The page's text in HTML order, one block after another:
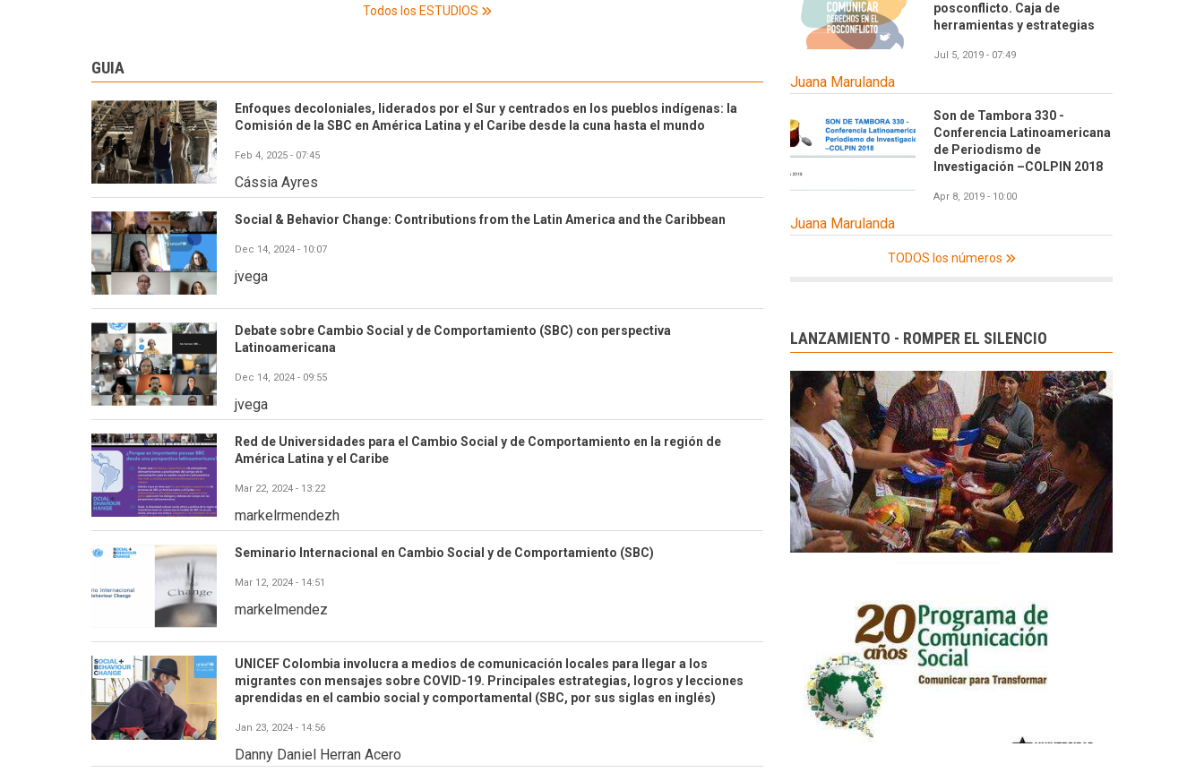
Todos los ESTUDIOS
GUIA
Enfoques decoloniales, liderados por el Sur y centrados en los pueblos indígenas: la
Comisión de la SBC en América Latina y el Caribe desde la cuna hasta el mundo
Feb 4, 2025 - 07:45
Cássia Ayres
Social & Behavior Change: Contributions from the Latin America and the Caribbean
Dec 14, 2024 - 10:07
jvega
Debate sobre Cambio Social y de Comportamiento (SBC) con perspectiva
Latinoamericana
Dec 14, 2024 - 09:55
jvega
Red de Universidades para el Cambio Social y de Comportamiento en la región de
América Latina y el Caribe
Mar 22, 2024 - 13:22
markelrmendezh
Seminario Internacional en Cambio Social y de Comportamiento (SBC)
Mar 12, 2024 - 14:51
markelmendez
UNICEF Colombia involucra a medios de comunicación locales para llegar a los
migrantes con mensajes sobre COVID-19. Principales estrategias, logros y lecciones
aprendidas en el cambio social y comportamental (SBC, por sus siglas en inglés)
Jan 23, 2024 - 14:56
Danny Daniel Herran Acero
posconflicto. Caja de
herramientas y estrategias
Jul 5, 2019 - 07:49
Juana Marulanda
Son de Tambora 330 -
Conferencia Latinoamericana
de Periodismo de
Investigación –COLPIN 2018
Apr 8, 2019 - 10:00
Juana Marulanda
TODOS los números
LANZAMIENTO - ROMPER EL SILENCIO